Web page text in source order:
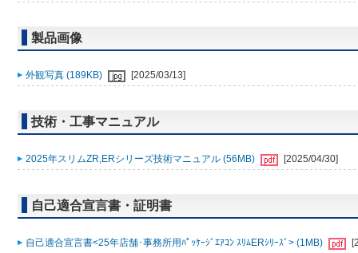
製品画像
外観写真 (189KB) [2025/03/13]
技術・工事マニュアル
2025年スリムZR,ERシリーズ技術マニュアル (56MB) [2025/04/30]
自己適合宣言書・証明書
自己適合宣言書<25年店舗･事務所用ﾊﾟｯｹｰｼﾞｴｱｺﾝ ｽﾘﾑERｼﾘｰｽﾞ> (1MB)